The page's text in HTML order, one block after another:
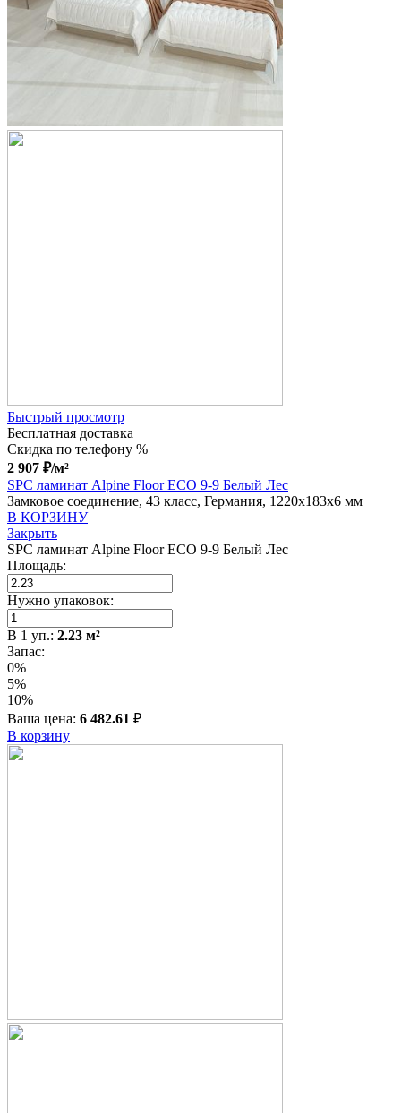
Быстрый просмотр
Бесплатная доставка
Скидка по телефону %
2 907 ₽/м²
SPC ламинат Alpine Floor ECO 9-9 Белый Лес
Замковое соединение, 43 класс, Германия, 1220x183x6 мм
В КОРЗИНУ
Закрыть
SPC ламинат Alpine Floor ECO 9-9 Белый Лес
Площадь:
Нужно упаковок:
В 1 уп.: 2.23 м²
Запас:
0%
5%
10%
Ваша цена: 6 482.61 ₽
В корзину